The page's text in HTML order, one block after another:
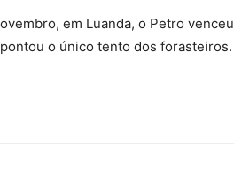
em Luanda, o Petro venceu
o único tento dos forasteiros.